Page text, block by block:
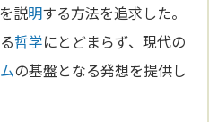
説明する方法を追求した。
哲学にとどまらず、現代の
の基盤となる発想を提供し